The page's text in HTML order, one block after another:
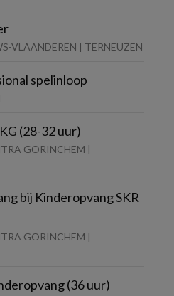
VLAANDEREN | TERNEUZEN
spelinloop
(28-32 uur)
GORINCHEM |
bij Kinderopvang SKR
GORINCHEM |
(36 uur)